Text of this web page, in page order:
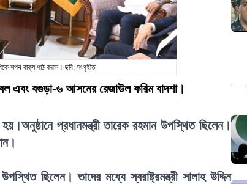
শপথ বাক্য পাঠ করান। ছবি: সংগৃহীত
এবং বগুড়া-৬ আসনের রেজাউল করিম বাদশা।
প্রধানমন্ত্রী তারেক রহমান উপস্থিত ছিলেন।
ছিলেন। তাদের মধ্যে স্বরাষ্ট্রমন্ত্রী সালাহ উদ্দিন